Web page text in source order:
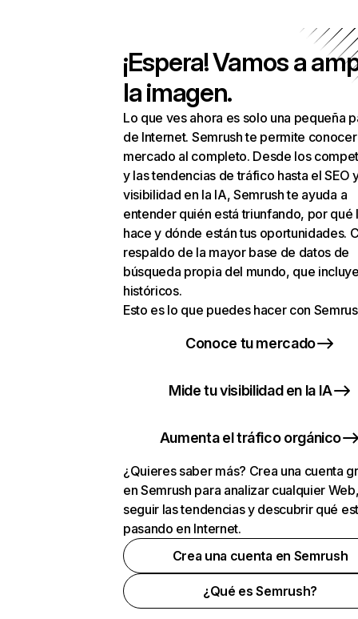
¡Espera! Vamos a
la imagen.
Lo que ves ahora es solo una pequeña
de Internet. Semrush te permite
mercado al completo. Desde los
y las tendencias de tráfico hasta el SEO
visibilidad en la IA, Semrush te ayuda a
entender quién está triunfando, por qué
hace y dónde están tus oportunidades.
respaldo de la mayor base de datos de
búsqueda propia del mundo, que
históricos.
Esto es lo que puedes hacer con
Conoce tu mercado
Mide tu visibilidad en la IA
Aumenta el tráfico orgánico
¿Quieres saber más? Crea una cuenta
en Semrush para analizar cualquier
seguir las tendencias y descubrir qué
pasando en Internet.
Crea una cuenta en Semrush
¿Qué es Semrush?